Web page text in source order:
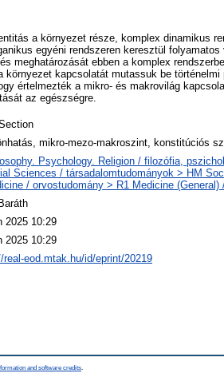
a környezet része, komplex dinamikus
egyéni rendszeren keresztül
meghatározását ebben a komplex
környezet kapcsolatát mutassuk be
értelmezték a mikro- és makrovilág
az egészségre.
mikro-mezo-makroszint, konstitúciós
Psychology. Religion / filozófia,
Sciences / társadalomtudományok > HM
/ orvostudomány > R1 Medicine
2025 10:29
2025 10:29
real-eod.mtak.hu/id/eprint/20219
and software credits